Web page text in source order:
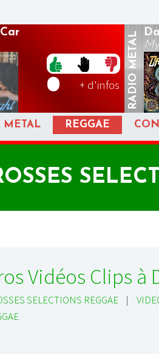
+ d'infos RADIO
METAL
METAL REGGAE
Vidéos Clips à
SELECTIONS REGGAE |